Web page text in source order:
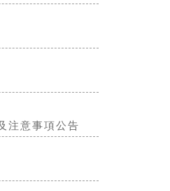
注意事項公告